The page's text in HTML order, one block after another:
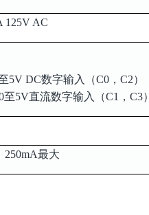
125V AC
5V DC数字输入（C0，C2）
5V直流数字输入（C1，C3）
250mA最大